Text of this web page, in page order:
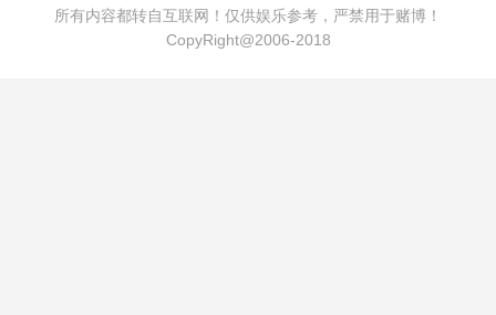
所有内容都转自互联网！仅供娱乐参考，严禁用于赌博！
CopyRight@2006-2018